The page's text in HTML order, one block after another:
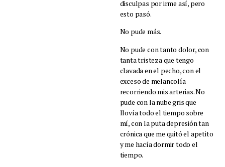
disculpas por irme así, pero
esto pasó.
No pude más.
No pude con tanto dolor, con
tanta tristeza que tengo
clavada en el pecho, con el
exceso de melancolía
recorriendo mis arterias. No
pude con la nube gris que
llovía todo el tiempo sobre
mí, con la puta depresión tan
crónica que me quitó el apetito
y me hacía dormir todo el
tiempo.